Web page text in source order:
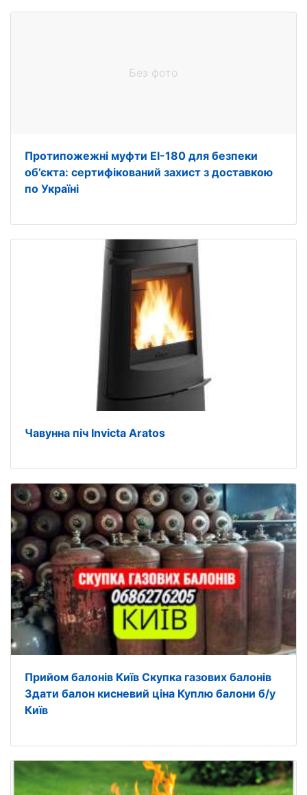
Без фото
Протипожежні муфти EI-180 для безпеки
об’єкта: сертифікований захист з доставкою
по Україні
Чавунна піч Invicta Aratos
Прийом балонів Київ Скупка газових балонів
Здати балон кисневий ціна Куплю балони б/у
Київ